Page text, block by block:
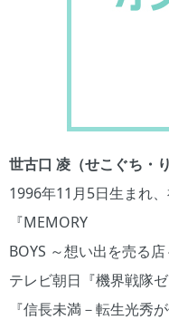
世古口 凌（せこぐち・
1996年11月5日生まれ
『MEMORY
BOYS ～想い出を売る
テレビ朝日『機界戦隊
『信長未満－転生光秀